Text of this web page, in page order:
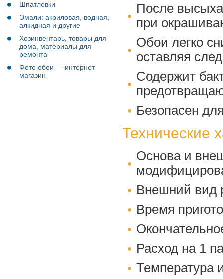
После
при
Обои легко
оставляя
Содержит
Безопасен
Технические
Основа и
Внешний вид
Время
Расход на 1
Температура
Шпатлевки
Эмали: акриловая, водная,
алкидная и другие
Хозинвентарь, товары для
дома, материалы для
ремонта
Фото обои — интернет
магазин